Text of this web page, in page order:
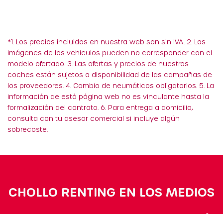
*1. Los precios incluidos en nuestra web son sin IVA. 2. Las
imágenes de los vehículos pueden no corresponder con el
modelo ofertado. 3. Las ofertas y precios de nuestros
coches están sujetos a disponibilidad de las campañas de
los proveedores. 4. Cambio de neumáticos obligatorios. 5. La
información de está página web no es vinculante hasta la
formalización del contrato. 6. Para entrega a domicilio,
consulta con tu asesor comercial si incluye algún
sobrecoste.
CHOLLO RENTING EN LOS MEDIOS